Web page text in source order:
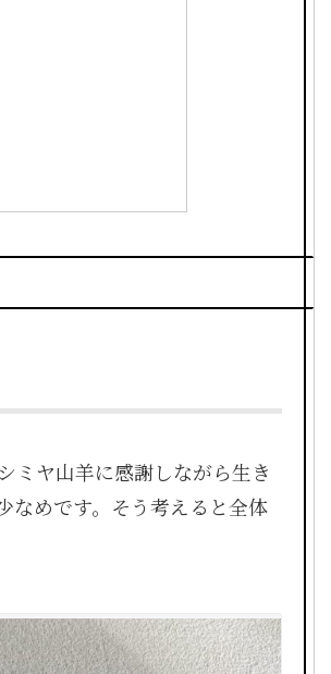
ミヤ山羊に感謝しながら生き
なめです。そう考えると全体